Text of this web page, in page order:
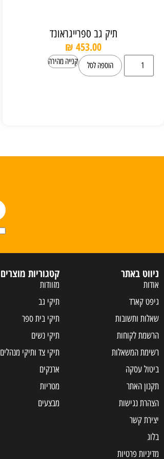
תיק גב ספרייגראונד
₪ 453.00
הוספה לסל קנייה מהירה
ניווט באתר
אודות
גיפט קארד
שאלות ותשובות
הרשמת לקוחות
רשימת המשאלות
ביטול עסקה
תקנון האתר
הצהרת נגישות
יצירת קשר
בלוג
מדיניות פרטיות
קטגוריות מוצרים
מזוודות
תיקי גב
תיקי בית ספר
תיקי נשים
תיקי צד ותיקי מנהלים
ארנקים
מטריות
מבצעים